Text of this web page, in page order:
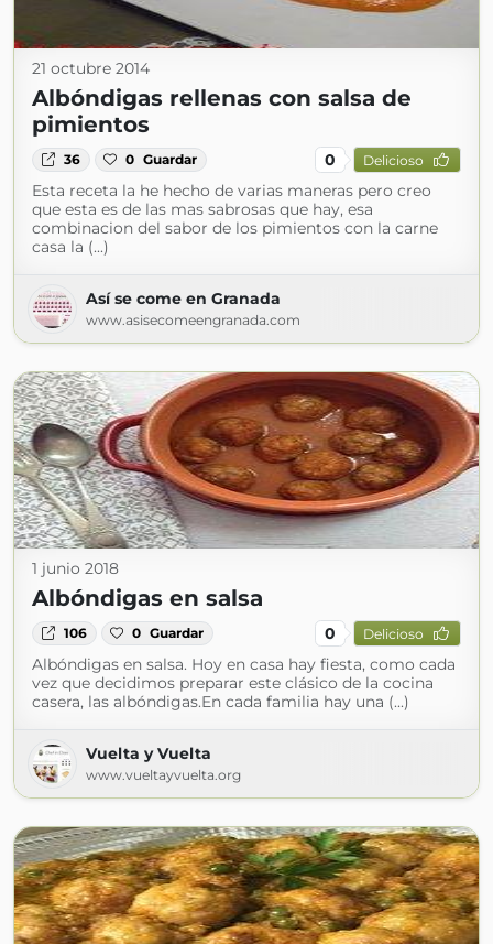
21 octubre 2014
Albóndigas rellenas con salsa de
pimientos
36 0 Guardar 0 Delicioso
Esta receta la he hecho de varias maneras pero creo
que esta es de las mas sabrosas que hay, esa
combinacion del sabor de los pimientos con la carne
casa la (...)
Así se come en Granada
www.asisecomeengranada.com
1 junio 2018
Albóndigas en salsa
106 0 Guardar 0 Delicioso
Albóndigas en salsa. Hoy en casa hay fiesta, como cada
vez que decidimos preparar este clásico de la cocina
casera, las albóndigas.En cada familia hay una (...)
Vuelta y Vuelta
www.vueltayvuelta.org